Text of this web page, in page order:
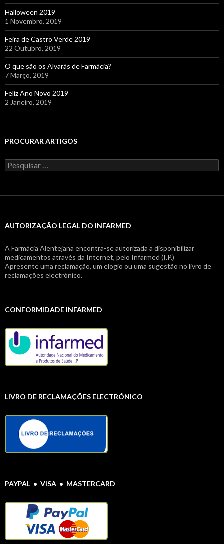
Halloween 2019
1 Novembro, 2019
Feira de Castro Verde 2019
22 Outubro, 2019
O que são os Alvarás de Farmácia?
7 Março, 2019
Feliz Ano Novo 2019
2 Janeiro, 2019
PROCURAR ARTIGOS
Pesquisar
por:
AUTORIZAÇÃO LEGAL DO INFARMED
A Farmácia Alentejana encontra-se autorizada a disponibilizar
medicamentos através da Internet, pelo Infarmed (I.P.)
Apresente uma reclamação, um elogio ou uma sugestão no livro de
reclamações electrónico.
CONFORMIDADE INFARMED
LIVRO DE RECLAMAÇÕES ELECTRÓNICO
PAYPAL • VISA • MASTERCARD